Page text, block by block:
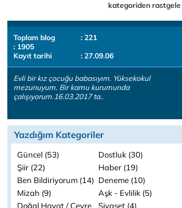
kategoriden
Toplam blog
: 221
: 1905
Kayıt tarihi
: 27.09.06
Evli bir kız çocuğu babasıyım. Yüksekokul
mezunuyum. Bir kamu kurumunda
çalışıyorum.16.03.2017 ta..
Yazdığım Kategoriler
Güncel (53)
Dostluk (30)
Şiir (22)
Haber (19)
Ben Bildiriyorum (14) Deneme (10)
Mizah (9)
Aşk - Evlilik (5)
Doğal Hayat / Çevre
Siyaset (4)